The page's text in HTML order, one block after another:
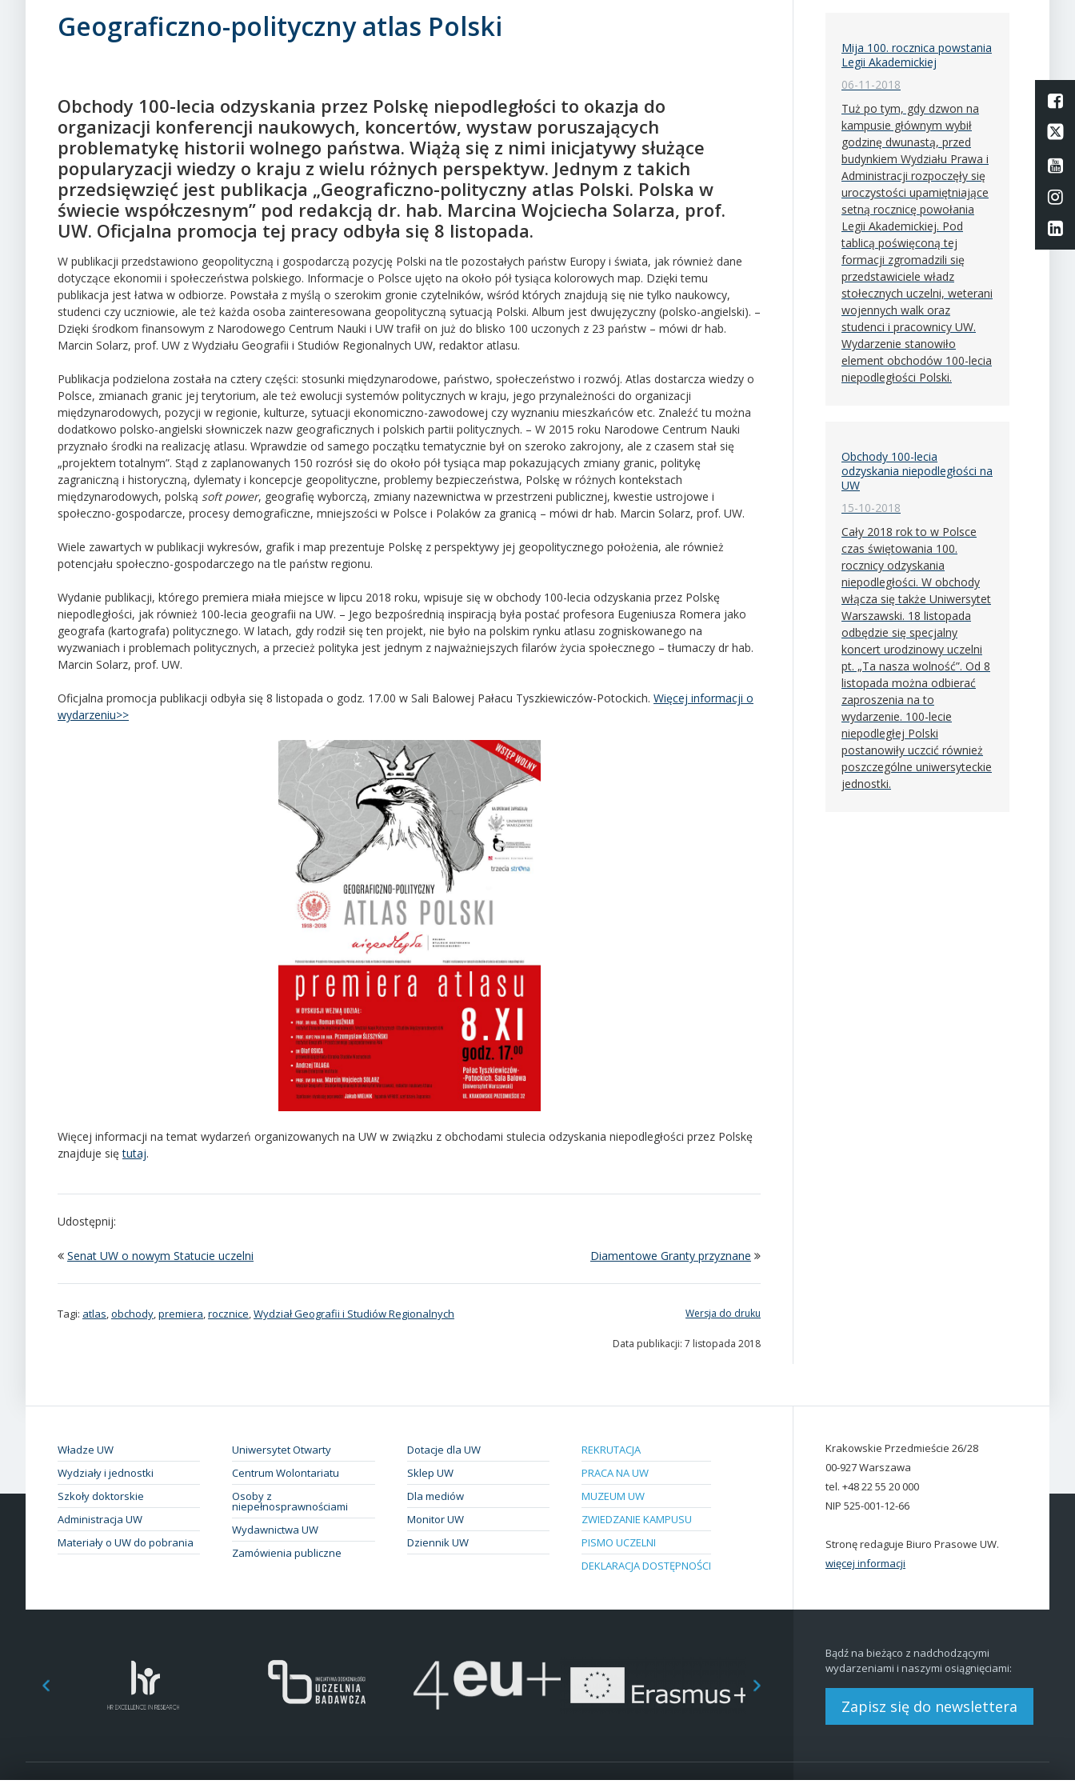
Geograficzno-polityczny atlas Polski
Obchody 100-lecia odzyskania przez Polskę niepodległości to okazja do
organizacji konferencji naukowych, koncertów, wystaw poruszających
problematykę historii wolnego państwa. Wiążą się z nimi inicjatywy służące
popularyzacji wiedzy o kraju z wielu różnych perspektyw. Jednym z takich
przedsięwzięć jest publikacja „Geograficzno-polityczny atlas Polski. Polska w
świecie współczesnym” pod redakcją dr. hab. Marcina Wojciecha Solarza, prof.
UW. Oficjalna promocja tej pracy odbyła się 8 listopada.
W publikacji przedstawiono geopolityczną i gospodarczą pozycję Polski na tle pozostałych państw Europy i świata, jak również dane
dotyczące ekonomii i społeczeństwa polskiego. Informacje o Polsce ujęto na około pół tysiąca kolorowych map. Dzięki temu
publikacja jest łatwa w odbiorze. Powstała z myślą o szerokim gronie czytelników, wśród których znajdują się nie tylko naukowcy,
studenci czy uczniowie, ale też każda osoba zainteresowana geopolityczną sytuacją Polski. Album jest dwujęzyczny (polsko-angielski). –
Dzięki środkom finansowym z Narodowego Centrum Nauki i UW trafił on już do blisko 100 uczonych z 23 państw – mówi dr hab.
Marcin Solarz, prof. UW z Wydziału Geografii i Studiów Regionalnych UW, redaktor atlasu.
Publikacja podzielona została na cztery części: stosunki międzynarodowe, państwo, społeczeństwo i rozwój. Atlas dostarcza wiedzy o
Polsce, zmianach granic jej terytorium, ale też ewolucji systemów politycznych w kraju, jego przynależności do organizacji
międzynarodowych, pozycji w regionie, kulturze, sytuacji ekonomiczno-zawodowej czy wyznaniu mieszkańców etc. Znaleźć tu można
dodatkowo polsko-angielski słowniczek nazw geograficznych i polskich partii politycznych. – W 2015 roku Narodowe Centrum Nauki
przyznało środki na realizację atlasu. Wprawdzie od samego początku tematycznie był on szeroko zakrojony, ale z czasem stał się
„projektem totalnym”. Stąd z zaplanowanych 150 rozrósł się do około pół tysiąca map pokazujących zmiany granic, politykę
zagraniczną i historyczną, dylematy i koncepcje geopolityczne, problemy bezpieczeństwa, Polskę w różnych kontekstach
międzynarodowych, polską soft power, geografię wyborczą, zmiany nazewnictwa w przestrzeni publicznej, kwestie ustrojowe i
społeczno-gospodarcze, procesy demograficzne, mniejszości w Polsce i Polaków za granicą – mówi dr hab. Marcin Solarz, prof. UW.
Wiele zawartych w publikacji wykresów, grafik i map prezentuje Polskę z perspektywy jej geopolitycznego położenia, ale również
potencjału społeczno-gospodarczego na tle państw regionu.
Wydanie publikacji, którego premiera miała miejsce w lipcu 2018 roku, wpisuje się w obchody 100-lecia odzyskania przez Polskę
niepodległości, jak również 100-lecia geografii na UW. – Jego bezpośrednią inspiracją była postać profesora Eugeniusza Romera jako
geografa (kartografa) politycznego. W latach, gdy rodził się ten projekt, nie było na polskim rynku atlasu zogniskowanego na
wyzwaniach i problemach politycznych, a przecież polityka jest jednym z najważniejszych filarów życia społecznego – tłumaczy dr hab.
Marcin Solarz, prof. UW.
Oficjalna promocja publikacji odbyła się 8 listopada o godz. 17.00 w Sali Balowej Pałacu Tyszkiewiczów-Potockich. Więcej informacji o
wydarzeniu>>
Więcej informacji na temat wydarzeń organizowanych na UW w związku z obchodami stulecia odzyskania niepodległości przez Polskę
znajduje siętutaj.
Udostępnij:
Senat UW o nowym Statucie uczelni Diamentowe Granty przyznane
Tagi: atlas obchody premiera rocznice Wydział Geografii i Studiów Regionalnych Wersja do druku
Data publikacji: 7 listopada 2018
Mija 100. rocznica powstania
Legii Akademickiej
06-11-2018
Tuż po tym, gdy dzwon na
kampusie głównym wybił
godzinę dwunastą, przed
budynkiem Wydziału Prawa i
Administracji rozpoczęły się
uroczystości upamiętniające
setną rocznicę powołania
Legii Akademickiej. Pod
tablicą poświęconą tej
formacji zgromadzili się
przedstawiciele władz
stołecznych uczelni, weterani
wojennych walk oraz
studenci i pracownicy UW.
Wydarzenie stanowiło
element obchodów 100-lecia
niepodległości Polski.
Obchody 100-lecia
odzyskania niepodległości na
UW
15-10-2018
Cały 2018 rok to w Polsce
czas świętowania 100.
rocznicy odzyskania
niepodległości. W obchody
włącza się także Uniwersytet
Warszawski. 18 listopada
odbędzie się specjalny
koncert urodzinowy uczelni
pt. „Ta nasza wolność”. Od 8
listopada można odbierać
zaproszenia na to
wydarzenie. 100-lecie
niepodległej Polski
postanowiły uczcić również
poszczególne uniwersyteckie
jednostki.
Władze UW
Wydziały i jednostki
Szkoły doktorskie
Administracja UW
Materiały o UW do pobrania
Uniwersytet Otwarty
Centrum Wolontariatu
Osoby z
niepełnosprawnościami
Wydawnictwa UW
Zamówienia publiczne
Dotacje dla UW
Sklep UW
Dla mediów
Monitor UW
Dziennik UW
REKRUTACJA
PRACA NA UW
MUZEUM UW
ZWIEDZANIE KAMPUSU
PISMO UCZELNI
DEKLARACJA DOSTĘPNOŚCI
Krakowskie Przedmieście 26/28
00-927 Warszawa
tel. +48 22 55 20 000
NIP 525-001-12-66
Stronę redaguje Biuro Prasowe UW.
więcej informacji
Bądź na bieżąco z nadchodzącymi
wydarzeniami i naszymi osiągnięciami:
Zapisz się do newslettera